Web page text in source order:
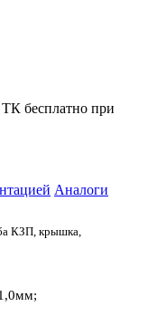
бесплатно при
Аналоги
КЗП, крышка,